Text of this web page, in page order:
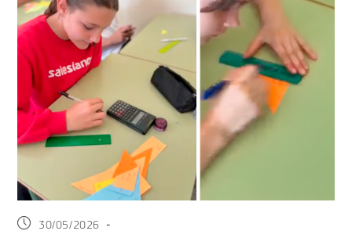
Publicación
30/05/2026